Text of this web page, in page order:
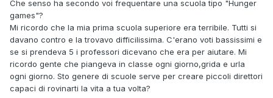
Che senso ha secondo voi frequentare una scuola tipo "Hunger
games"?
Mi ricordo che la mia prima scuola superiore era terribile. Tutti si
davano contro e la trovavo difficilissima. C'erano voti bassissimi e
se si prendeva 5 i professori dicevano che era per aiutare. Mi
ricordo gente che piangeva in classe ogni giorno,grida e urla
ogni giorno. Sto genere di scuole serve per creare piccoli direttori
capaci di rovinarti la vita a tua volta?